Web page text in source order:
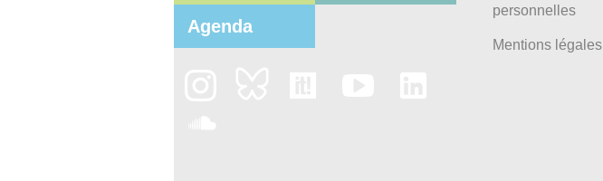
Agenda
personnelles
Mentions légales